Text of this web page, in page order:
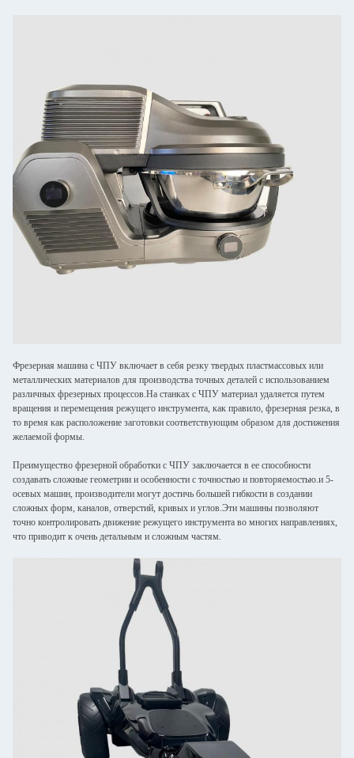
Фрезерная машина с ЧПУ включает в себя резку твердых пластмассовых или
металлических материалов для производства точных деталей с использованием
различных фрезерных процессов.На станках с ЧПУ материал удаляется путем
вращения и перемещения режущего инструмента, как правило, фрезерная резка, в
то время как расположение заготовки соответствующим образом для достижения
желаемой формы.
Преимущество фрезерной обработки с ЧПУ заключается в ее способности
создавать сложные геометрии и особенности с точностью и повторяемостью.и 5-
осевых машин, производители могут достичь большей гибкости в создании
сложных форм, каналов, отверстий, кривых и углов.Эти машины позволяют
точно контролировать движение режущего инструмента во многих направлениях,
что приводит к очень детальным и сложным частям.